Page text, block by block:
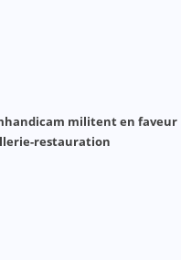
militent en faveur
restauration